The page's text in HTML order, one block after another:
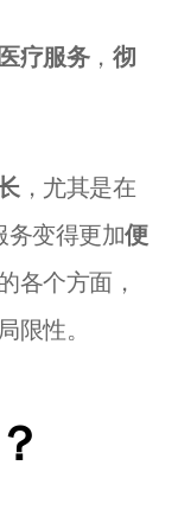
疗服务， 彻
，尤其是在
务变得更加便
各个方面，
限性。